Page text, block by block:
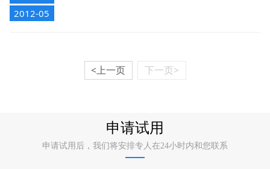
2012-05
<上一页 下一页>
申请试用
申请试用后，我们将安排专人在24小时内和您联系